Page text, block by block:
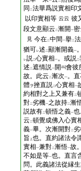
同 二法華爲説實相印
以印實相等 云云 彼
段文意顯云 二漸開 一
見 今在二中間 一擧二
猶可レ述 二顯漸開義一
レ説二心實相一。或説二
述 二遮情説一開
會彼
故。此云 二漸次一。
體 ヲ挫直説二心實相一
約相對之上又兼有二
對二劣機一之故持二漸
説故有二頓悟之義一
云 二頓覺成佛入心實
義一畢。次漸開對二
旨
上也。直約諸法令
實相一兼對二漸悟一故
不如是等一也。直言
問。此義諸法從縁